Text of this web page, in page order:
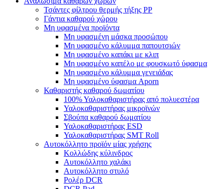
Τσάντες φίλτρου θερμής τήξης PP
Γάντια καθαρού χώρου
Μη υφασμένα προϊόντα
Μη υφασμένη μάσκα προσώπου
Μη υφασμένο κάλυμμα παπουτσιών
Μη υφασμένο καπάκι με κλιπ
Μη υφασμένο καπέλο με φουσκωτό ύφασμα
Μη υφασμένο κάλυμμα γενειάδας
Μη υφασμένο ύφασμα Aporn
Καθαριστής καθαρού δωματίου
100% Υαλοκαθαριστήρας από πολυεστέρα
Υαλοκαθαριστήρας μικροϊνών
Σβούπα καθαρού δωματίου
Υαλοκαθαριστήρας ESD
Υαλοκαθαριστήρας SMT Roll
Αυτοκόλλητο προϊόν μίας χρήσης
Κολλώδης κύλινδρος
Αυτοκόλλητο χαλάκι
Αυτοκόλλητο στυλό
Ρολέρ DCR